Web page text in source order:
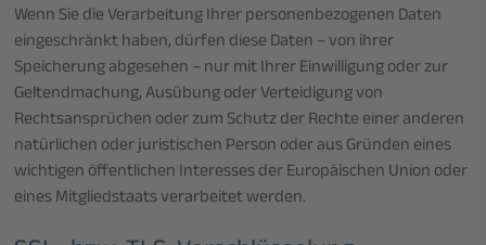
Wenn Sie die Verarbeitung Ihrer personenbezogenen Daten
eingeschränkt haben, dürfen diese Daten – von ihrer
Speicherung abgesehen – nur mit Ihrer Einwilligung oder zur
Geltendmachung, Ausübung oder Verteidigung von
Rechtsansprüchen oder zum Schutz der Rechte einer anderen
natürlichen oder juristischen Person oder aus Gründen eines
wichtigen öffentlichen Interesses der Europäischen Union oder
eines Mitgliedstaats verarbeitet werden.